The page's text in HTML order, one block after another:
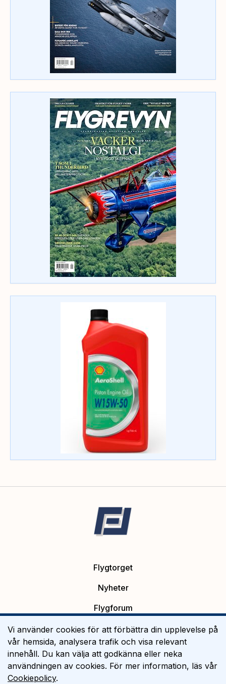
Flygtorget
Nyheter
Flygforum
Platsannonser
Flygutbildning
Om Flygtorget
Vi använder cookies för att förbättra din upplevelse på
vår hemsida, analysera trafik och visa relevant
innehåll. Du kan välja att godkänna eller neka
användningen av cookies. För mer information, läs vår
Cookiepolicy.